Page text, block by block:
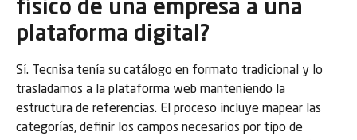
físico de una empresa a una
plataforma digital?
Sí. Tecnisa tenía su catálogo en formato tradicional y lo
trasladamos a la plataforma web manteniendo la
estructura de referencias. El proceso incluye mapear las
categorías, definir los campos necesarios por tipo de